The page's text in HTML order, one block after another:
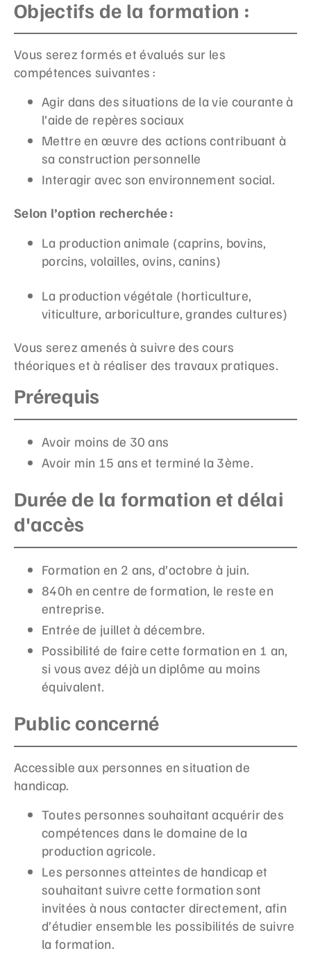
Objectifs de la formation :
Vous serez formés et évalués sur les
compétences suivantes :
Agir dans des situations de la vie courante à
l’aide de repères sociaux
Mettre en œuvre des actions contribuant à
sa construction personnelle
Interagir avec son environnement social.
Selon l’option recherchée :
La production animale (caprins, bovins,
porcins, volailles, ovins, canins)
La production végétale (horticulture,
viticulture, arboriculture, grandes cultures)
Vous serez amenés à suivre des cours
théoriques et à réaliser des travaux pratiques.
Prérequis
Avoir moins de 30 ans
Avoir min 15 ans et terminé la 3ème.
Durée de la formation et délai
d'accès
Formation en 2 ans, d’octobre à juin.
840h en centre de formation, le reste en
entreprise.
Entrée de juillet à décembre.
Possibilité de faire cette formation en 1 an,
si vous avez déjà un diplôme au moins
équivalent.
Public concerné
Accessible aux personnes en situation de
handicap.
Toutes personnes souhaitant acquérir des
compétences dans le domaine de la
production agricole.
Les personnes atteintes de handicap et
souhaitant suivre cette formation sont
invitées à nous contacter directement, afin
d’étudier ensemble les possibilités de suivre
la formation.